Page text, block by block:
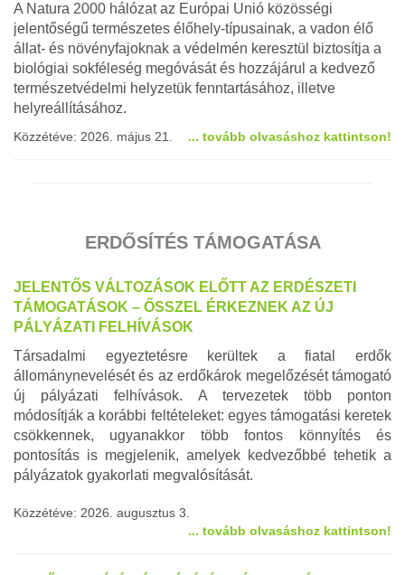
A Natura 2000 hálózat az Európai Unió közösségi
jelentőségű természetes élőhely-típusainak, a vadon élő
állat- és növényfajoknak a védelmén keresztül biztosítja a
biológiai sokféleség megóvását és hozzájárul a kedvező
természetvédelmi helyzetük fenntartásához, illetve
helyreállításához.
Közzétéve: 2026. május 21. ... tovább olvasáshoz kattintson!
ERDŐSÍTÉS TÁMOGATÁSA
JELENTŐS VÁLTOZÁSOK ELŐTT AZ ERDÉSZETI
TÁMOGATÁSOK – ŐSSZEL ÉRKEZNEK AZ ÚJ
PÁLYÁZATI FELHÍVÁSOK
Társadalmi egyeztetésre kerültek a fiatal erdők
állománynevelését és az erdőkárok megelőzését támogató
új pályázati felhívások. A tervezetek több ponton
módosítják a korábbi feltételeket: egyes támogatási keretek
csökkennek, ugyanakkor több fontos könnyítés és
pontosítás is megjelenik, amelyek kedvezőbbé tehetik a
pályázatok gyakorlati megvalósítását.
Közzétéve: 2026. augusztus 3.
... tovább olvasáshoz kattintson!